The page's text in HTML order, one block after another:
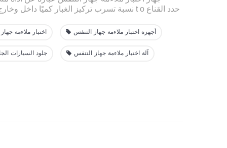
نسبة تسرب تركيز الغبار كميًا داخل وخارج القناعto حدد القناع
جهاز اختبار ملاءمة جهاز التنفس
يُستخدم على نطاق
اختبار ملاءمة أجهزة اختبار ملاءمة جهاز التنفس
جلود السيارات آلة اختبار ملاءمة جهاز التنفس